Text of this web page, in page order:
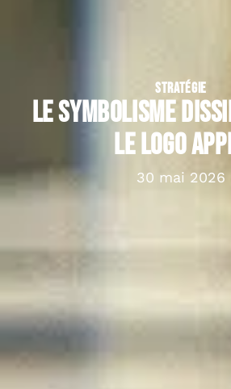
STRATÉGIE
Le symbolisme
le logo
30 mai 2026